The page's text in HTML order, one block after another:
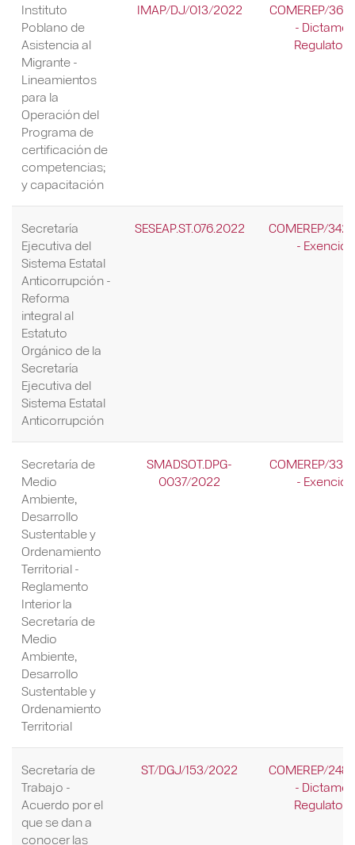
Instituto
Poblano de
Asistencia al
Migrante -
Lineamientos
para la
Operación del
Programa de
certificación de
competencias;
y capacitación
IMAP/DJ/013/2022
COMEREP/
- Dictamen
Secretaría
Ejecutiva del
Sistema Estatal
Anticorrupción -
Reforma
integral al
Estatuto
Orgánico de la
Secretaría
Ejecutiva del
Sistema Estatal
Anticorrupción
SESEAP.ST.076.2022
COMEREP/
- Exención
Secretaría de
Medio
Ambiente,
Desarrollo
Sustentable y
Ordenamiento
Territorial -
Reglamento
Interior la
Secretaría de
Medio
Ambiente,
Desarrollo
Sustentable y
Ordenamiento
Territorial
SMADSOT.DPG-
0037/2022
COMEREP/
- Exención
Secretaría de
Trabajo -
Acuerdo por el
que se dan a
conocer las
ST/DGJ/153/2022
COMEREP/
- Dictamen